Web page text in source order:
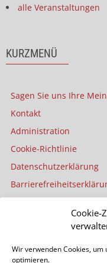
Cookie-
Wir verwenden Cookies,
optimieren.
alle Veranstaltungen
KURZMENÜ
Sagen Sie uns Ihre
Kontakt
Administration
Cookie-Richtlinie
Datenschutzerklärung
SEITE DURCHSUCHEN